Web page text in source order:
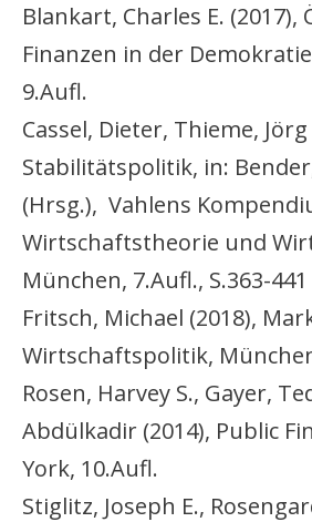
Blankart, Charles E. (2017),
Finanzen in der
9.Aufl.
Cassel, Dieter, Thieme, Jörg
Stabilitätspolitik, in:
(Hrsg.), Vahlens
Wirtschaftstheorie und
München, 7.Aufl., S.363-441
Fritsch, Michael (2018),
Wirtschaftspolitik,
Rosen, Harvey S., Gayer,
Abdülkadir (2014), Public
York, 10.Aufl.
Stiglitz, Joseph E.,